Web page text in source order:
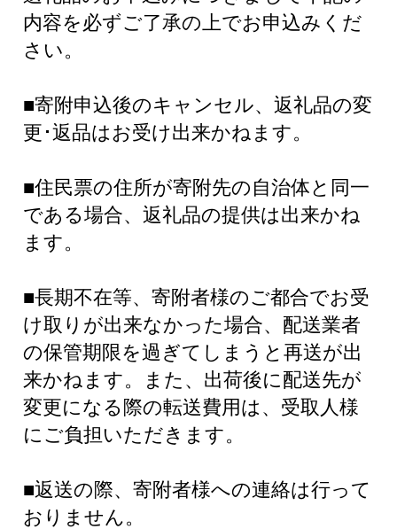
内容を必ずご了承の上でお申込みくだ
さい。
■寄附申込後のキャンセル、返礼品の変
更･返品はお受け出来かねます。
■住民票の住所が寄附先の自治体と同一
である場合、返礼品の提供は出来かね
ます。
■長期不在等、寄附者様のご都合でお受
け取りが出来なかった場合、配送業者
の保管期限を過ぎてしまうと再送が出
来かねます。また、出荷後に配送先が
変更になる際の転送費用は、受取人様
にご負担いただきます。
■返送の際、寄附者様への連絡は行って
おりません。